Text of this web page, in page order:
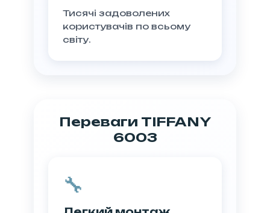
Тисячі задоволених
користувачів по всьому
світу.
Переваги TIFFANY
6003
🔧